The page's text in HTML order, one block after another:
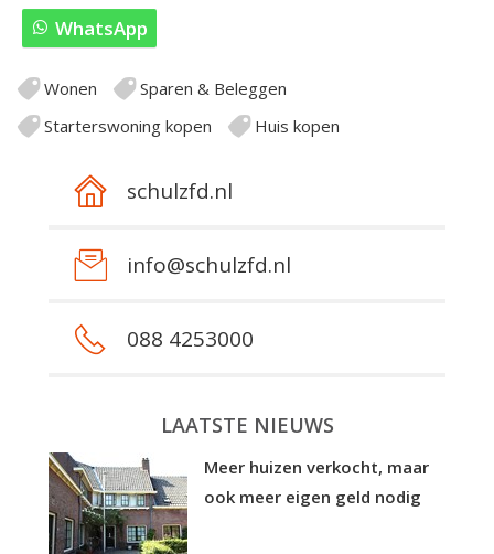
WhatsApp
Wonen
Sparen & Beleggen
Starterswoning kopen
Huis kopen
schulzfd.nl
info@schulzfd.nl
088 4253000
LAATSTE NIEUWS
Meer huizen verkocht, maar
ook meer eigen geld nodig